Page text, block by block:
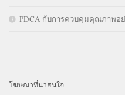
PDCA กับการควบคุมคุณภาพอย่
โฆษณาที่น่าสนใจ